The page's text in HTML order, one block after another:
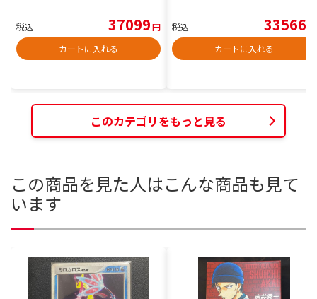
税込 37099円
カートに入れる
税込 33566
カートに入れる
このカテゴリをもっと見る
この商品を見た人はこんな商品も見て
います